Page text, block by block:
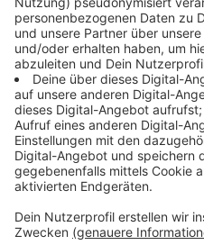
Immer auf
Verpass' nichts mehr -
ANTENNE BAYERN
Lifestyle oder unsere